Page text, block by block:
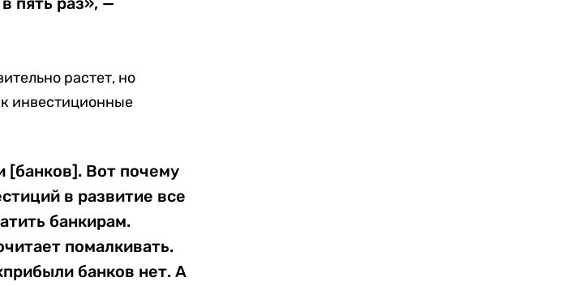
растет, но
инвестиционные
[банков]. Вот почему
в развитие все
банкирам.
помалкивать.
банков нет. А